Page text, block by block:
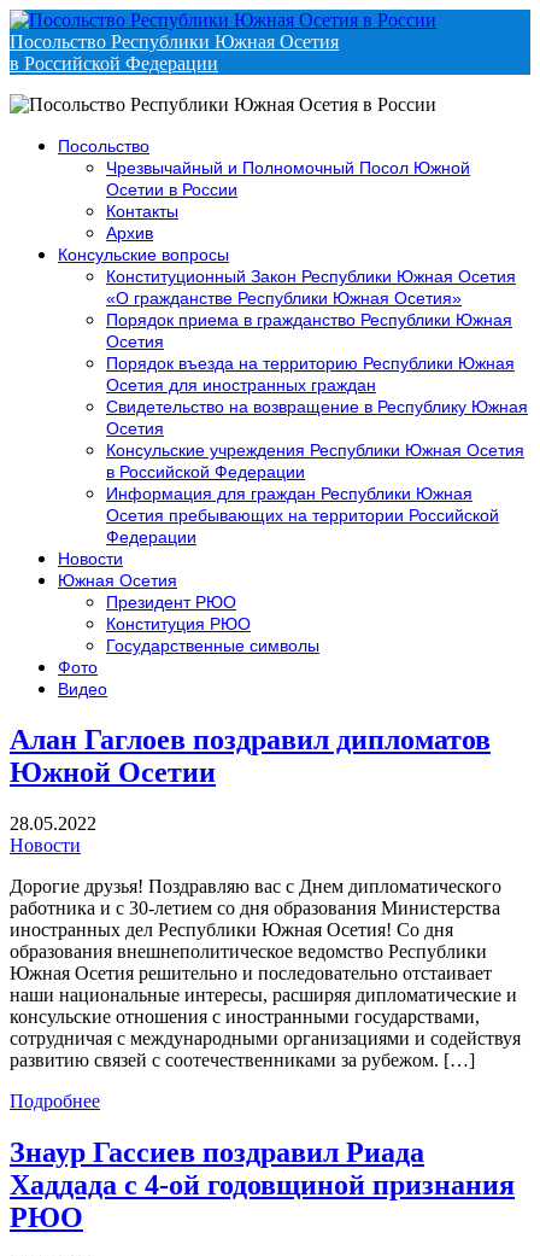
Посольство Республики Южная Осетия
в Российской Федерации
Посольство
Чрезвычайный и Полномочный Посол Южной
Осетии в России
Контакты
Архив
Консульские вопросы
Конституционный Закон Республики Южная Осетия
«О гражданстве Республики Южная Осетия»
Порядок приема в гражданство Республики Южная
Осетия
Порядок въезда на территорию Республики Южная
Осетия для иностранных граждан
Свидетельство на возвращение в Республику Южная
Осетия
Консульские учреждения Республики Южная Осетия
в Российской Федерации
Информация для граждан Республики Южная
Осетия пребывающих на территории Российской
Федерации
Новости
Южная Осетия
Президент РЮО
Конституция РЮО
Государственные символы
Фото
Видео
Алан Гаглоев поздравил дипломатов
Южной Осетии
28.05.2022
Новости
Дорогие друзья! Поздравляю вас с Днем дипломатического
работника и с 30-летием со дня образования Министерства
иностранных дел Республики Южная Осетия! Со дня
образования внешнеполитическое ведомство Республики
Южная Осетия решительно и последовательно отстаивает
наши национальные интересы, расширяя дипломатические и
консульские отношения с иностранными государствами,
сотрудничая с международными организациями и содействуя
развитию связей с соотечественниками за рубежом. […]
Подробнее
Знаур Гассиев поздравил Риада
Хаддада с 4-ой годовщиной признания
РЮО